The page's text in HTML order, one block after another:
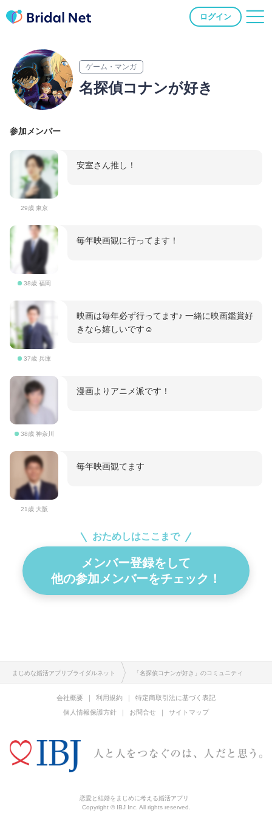
ログイン
ゲーム・マンガ
名探偵コナンが好き
参加メンバー
29歳 東京
安室さん推し！
38歳 福岡
毎年映画観に行ってます！
37歳 兵庫
映画は毎年必ず行ってます♪ 一緒に映画鑑賞好
きなら嬉しいです☺️
38歳 神奈川
漫画よりアニメ派です！
21歳 大阪
毎年映画観てます
おためしはここまで
メンバー登録をして
他の参加メンバーをチェック！
まじめな婚活アプリブライダルネット 「名探偵コナンが好き」のコミュニティ
会社概要 利用規約
特定商取引法に基づく表記
個人情報保護方針
お問合せ サイトマップ
恋愛と結婚をまじめに考える婚活アプリ
Copyright © IBJ Inc. All rights reserved.